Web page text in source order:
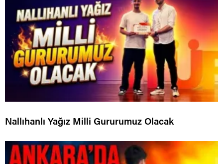
Nallıhanlı Yağız Milli Gururumuz Olacak